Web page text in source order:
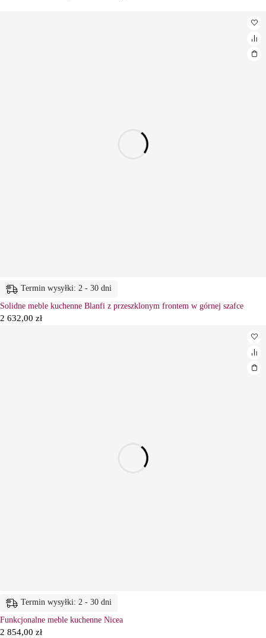
Termin wysyłki: 2 - 30 dni
Solidne meble kuchenne Blanfi z przeszklonym frontem w górnej szafce
2 632,00 zł
Termin wysyłki: 2 - 30 dni
Funkcjonalne meble kuchenne Nicea
2 854,00 zł